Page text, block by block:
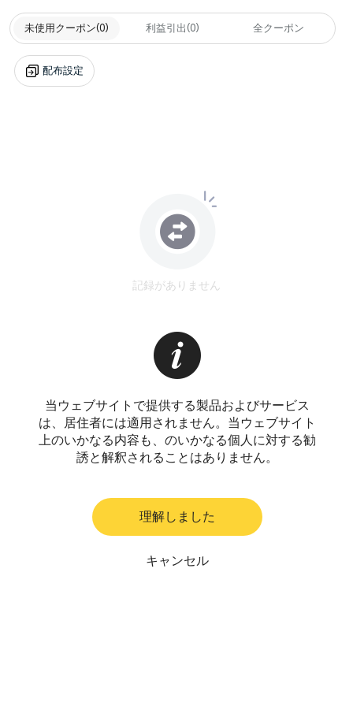
未使用クーポン(0) 利益引出 (0) 全クーポン
配布設定
記録がありません
当ウェブサイトで提供する製品およびサービス
は、居住者には適用されません。当ウェブサイト
上のいかなる内容も、のいかなる個人に対する勧
誘と解釈されることはありません。
理解しました
キャンセル